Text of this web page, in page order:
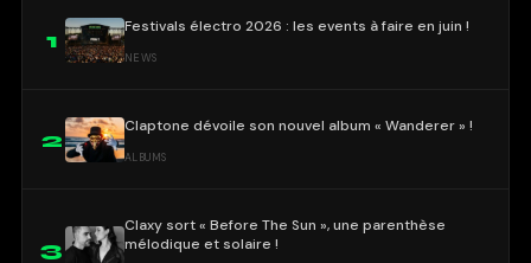
1
Festivals électro 2026 : les events à faire en juin !
NEWS
2
Claptone dévoile son nouvel album « Wanderer » !
ALBUMS
3
Claxy sort « Before The Sun », une parenthèse
mélodique et solaire !